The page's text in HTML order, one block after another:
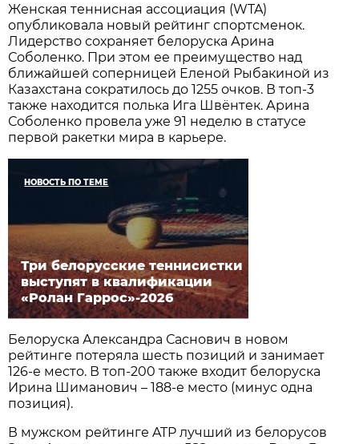
Женская теннисная ассоциация (WTA)
опубликовала новый рейтинг спортсменок.
Лидерство сохраняет белоруска Арина
Соболенко. При этом ее преимущество над
ближайшей соперницей Еленой Рыбакиной из
Казахстана сократилось до 1255 очков. В топ-3
также находится полька Ига Швёнтек. Арина
Соболенко провела уже 91 неделю в статусе
первой ракетки мира в карьере.
НОВОСТЬ ПО ТЕМЕ
Три белорусские теннисистки
выступят в квалификации
«Ролан Гаррос»-2026
Белоруска Александра Саснович в новом
рейтинге потеряла шесть позиций и занимает
126-е место. В топ-200 также входит белоруска
Ирина Шиманович – 188-е место (минус одна
позиция).
В мужском рейтинге ATP лучший из белорусов